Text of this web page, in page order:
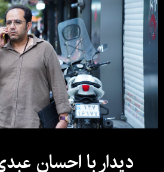
دیدار با احسان